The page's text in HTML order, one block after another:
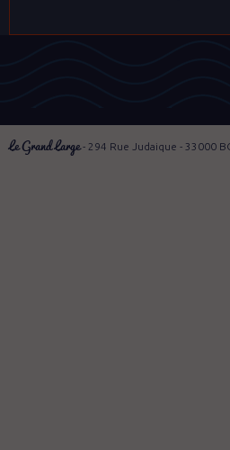
Le Grand Large- 294 Rue Judaique - 33000